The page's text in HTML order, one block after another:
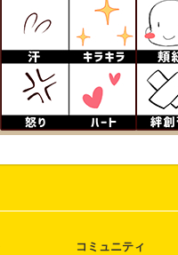
コミュニティ